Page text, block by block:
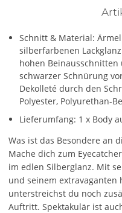
Schnitt & Material:
silberfarbenen
hohen
schwarzer Schnürung
Dekolleté durch den
Polyester, Polyurethan-
Lieferumfang: 1 x Body
Was ist das Besondere an
Mache dich zum
im edlen Silberglanz. Mit
und seinem extravaganten
unterstreichst du noch
Auftritt. Spektakulär ist